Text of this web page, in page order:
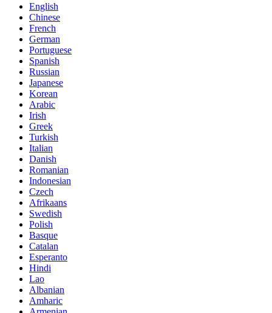
English
Chinese
French
German
Portuguese
Spanish
Russian
Japanese
Korean
Arabic
Irish
Greek
Turkish
Italian
Danish
Romanian
Indonesian
Czech
Afrikaans
Swedish
Polish
Basque
Catalan
Esperanto
Hindi
Lao
Albanian
Amharic